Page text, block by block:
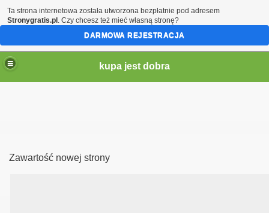
kupa jest dobra
Zawartość nowej strony
Ta strona internetowa została utworzona bezpłatnie pod adresem
Stronygratis.pl . Czy chcesz też mieć własną stronę?
DARMOWA REJESTRACJA